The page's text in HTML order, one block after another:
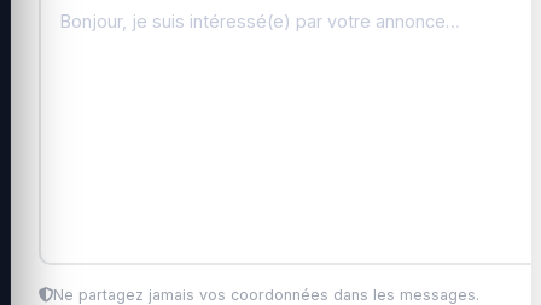
Ne partagez jamais vos coordonnées dans les messages.